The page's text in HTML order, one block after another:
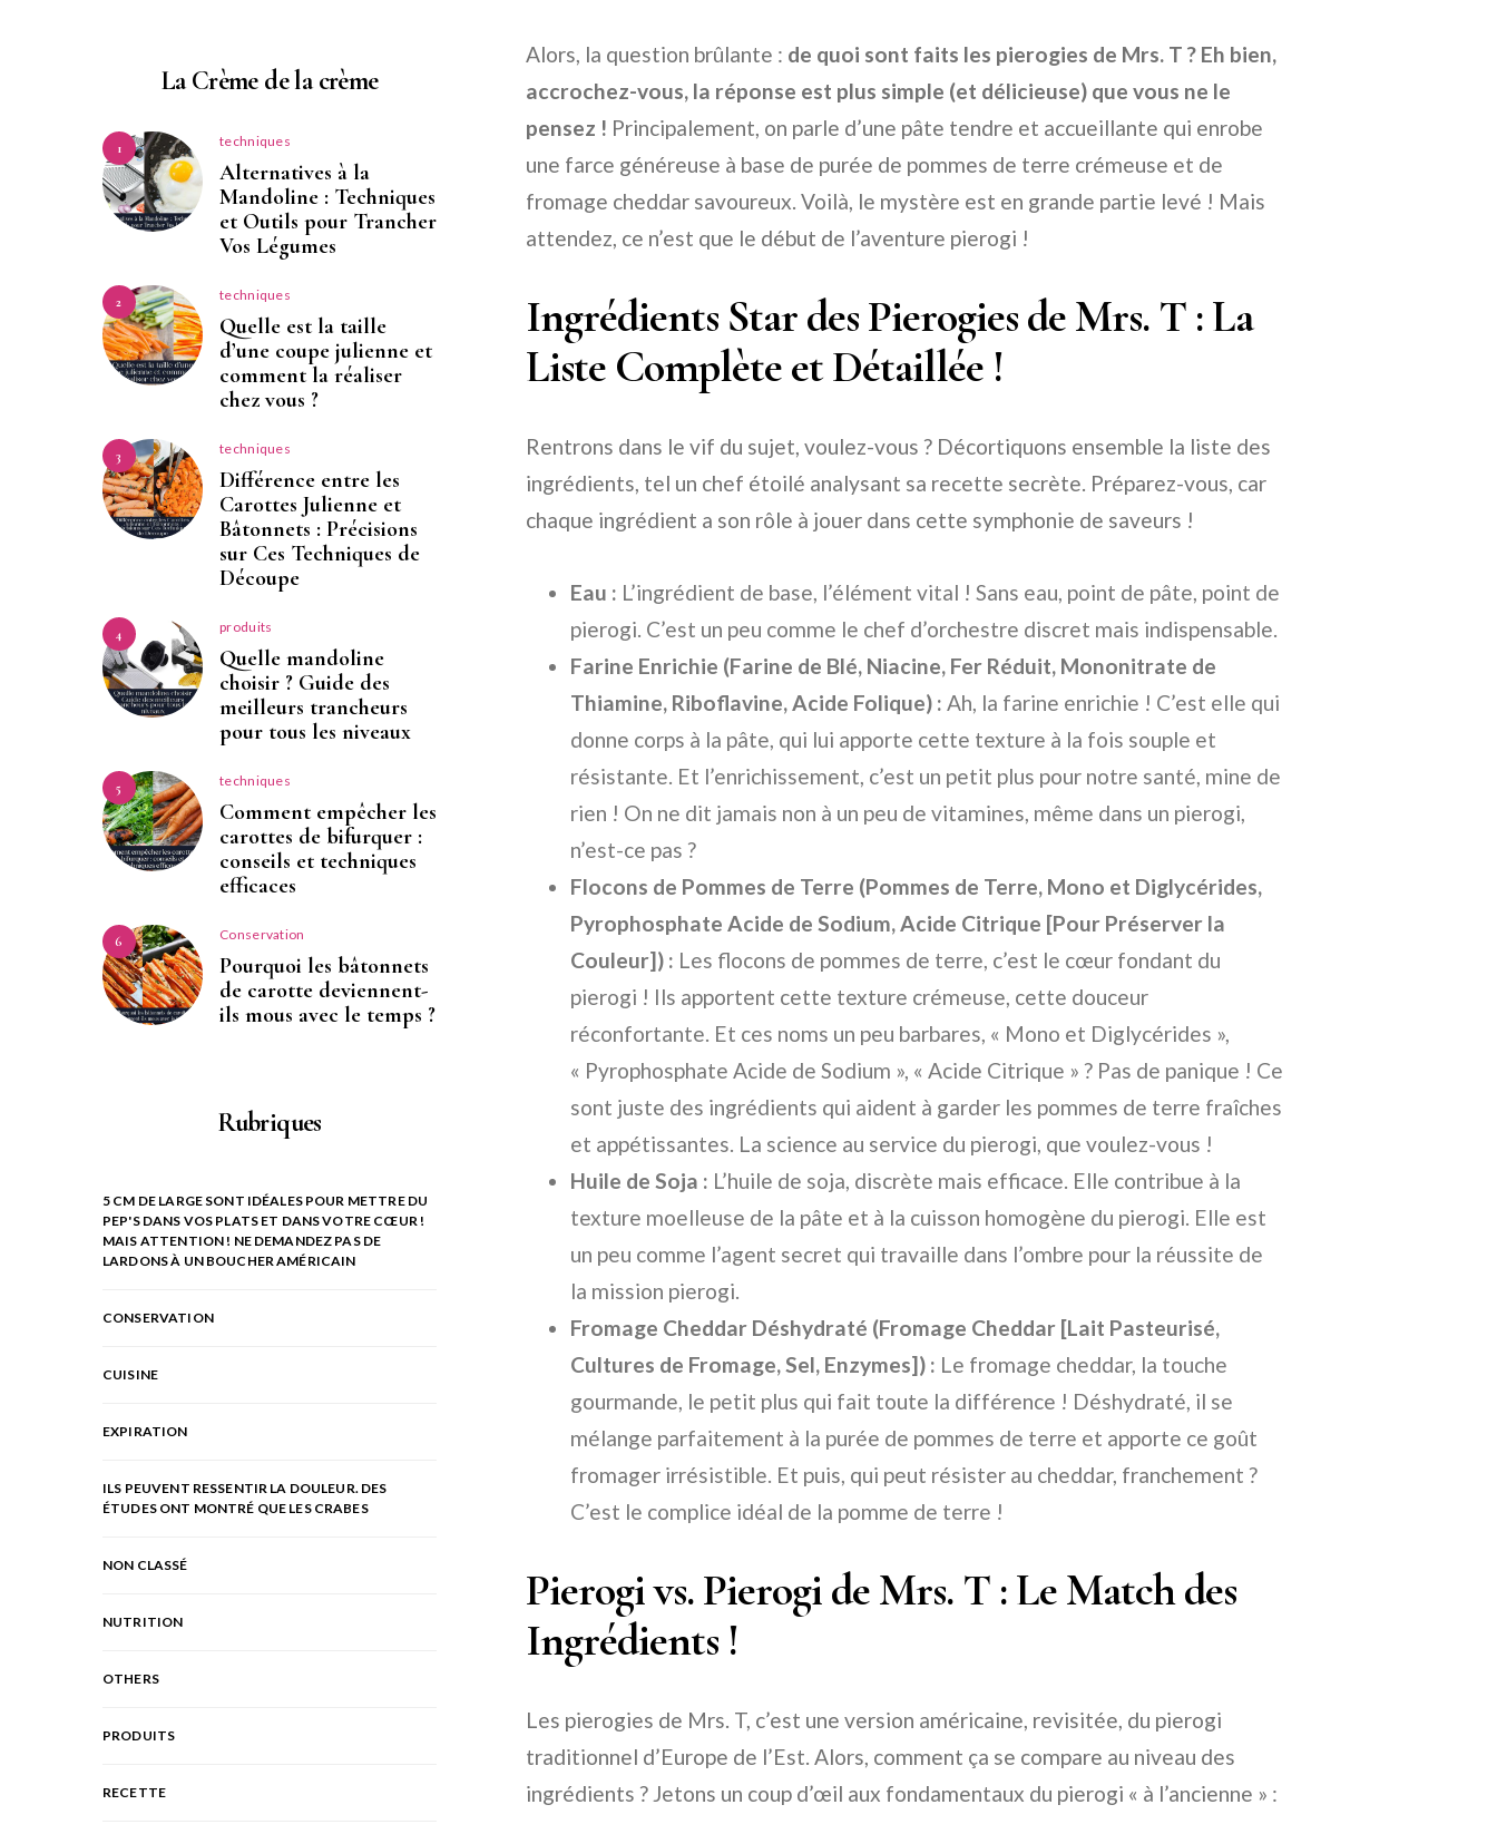
Alors, la question brûlante : de quoi sont faits les pierogies de Mrs. T ? Eh bien,
accrochez-vous, la réponse est plus simple (et délicieuse) que vous ne le
pensez ! Principalement, on parle d’une pâte tendre et accueillante qui enrobe
une farce généreuse à base de purée de pommes de terre crémeuse et de
fromage cheddar savoureux. Voilà, le mystère est en grande partie levé ! Mais
attendez, ce n’est que le début de l’aventure pierogi !
Ingrédients Star des Pierogies de Mrs. T : La
Liste Complète et Détaillée !
Rentrons dans le vif du sujet, voulez-vous ? Décortiquons ensemble la liste des
ingrédients, tel un chef étoilé analysant sa recette secrète. Préparez-vous, car
chaque ingrédient a son rôle à jouer dans cette symphonie de saveurs !
Eau : L’ingrédient de base, l’élément vital ! Sans eau, point de pâte, point de
pierogi. C’est un peu comme le chef d’orchestre discret mais indispensable.
Farine Enrichie (Farine de Blé, Niacine, Fer Réduit, Mononitrate de
Thiamine, Riboflavine, Acide Folique) : Ah, la farine enrichie ! C’est elle qui
donne corps à la pâte, qui lui apporte cette texture à la fois souple et
résistante. Et l’enrichissement, c’est un petit plus pour notre santé, mine de
rien ! On ne dit jamais non à un peu de vitamines, même dans un pierogi,
n’est-ce pas ?
Flocons de Pommes de Terre (Pommes de Terre, Mono et Diglycérides,
Pyrophosphate Acide de Sodium, Acide Citrique [Pour Préserver la
Couleur]) : Les flocons de pommes de terre, c’est le cœur fondant du
pierogi ! Ils apportent cette texture crémeuse, cette douceur
réconfortante. Et ces noms un peu barbares, « Mono et Diglycérides »,
« Pyrophosphate Acide de Sodium », « Acide Citrique » ? Pas de panique ! Ce
sont juste des ingrédients qui aident à garder les pommes de terre fraîches
et appétissantes. La science au service du pierogi, que voulez-vous !
Huile de Soja : L’huile de soja, discrète mais efficace. Elle contribue à la
texture moelleuse de la pâte et à la cuisson homogène du pierogi. Elle est
un peu comme l’agent secret qui travaille dans l’ombre pour la réussite de
la mission pierogi.
Fromage Cheddar Déshydraté (Fromage Cheddar [Lait Pasteurisé,
Cultures de Fromage, Sel, Enzymes]) : Le fromage cheddar, la touche
gourmande, le petit plus qui fait toute la différence ! Déshydraté, il se
mélange parfaitement à la purée de pommes de terre et apporte ce goût
fromager irrésistible. Et puis, qui peut résister au cheddar, franchement ?
C’est le complice idéal de la pomme de terre !
Pierogi vs. Pierogi de Mrs. T : Le Match des
Ingrédients !
Les pierogies de Mrs. T, c’est une version américaine, revisitée, du pierogi
traditionnel d’Europe de l’Est. Alors, comment ça se compare au niveau des
ingrédients ? Jetons un coup d’œil aux fondamentaux du pierogi « à l’ancienne » :
La Crème de la crème
1 techniques
Alternatives à la
Mandoline : Techniques
et Outils pour Trancher
Vos Légumes
2 techniques
Quelle est la taille
d’une coupe julienne et
comment la réaliser
chez vous ?
3 techniques
Différence entre les
Carottes Julienne et
Bâtonnets : Précisions
sur Ces Techniques de
Découpe
4 produits
Quelle mandoline
choisir ? Guide des
meilleurs trancheurs
pour tous les niveaux
5 techniques
Comment empêcher les
carottes de bifurquer :
conseils et techniques
efficaces
6 Conservation
Pourquoi les bâtonnets
de carotte deviennent-
ils mous avec le temps ?
Rubriques
5 CM DE LARGE SONT IDÉALES POUR METTRE DU
PEP'S DANS VOS PLATS ET DANS VOTRE CŒUR !
MAIS ATTENTION ! NE DEMANDEZ PAS DE
LARDONS À UN BOUCHER AMÉRICAIN
CONSERVATION
CUISINE
EXPIRATION
ILS PEUVENT RESSENTIR LA DOULEUR. DES
ÉTUDES ONT MONTRÉ QUE LES CRABES
NON CLASSÉ
NUTRITION
OTHERS
PRODUITS
RECETTE